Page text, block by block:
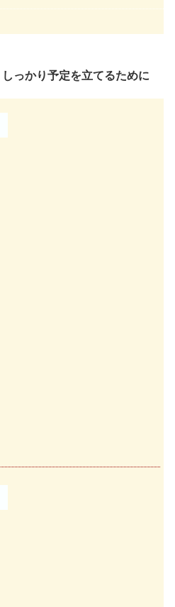
しっかり予定を立てるために